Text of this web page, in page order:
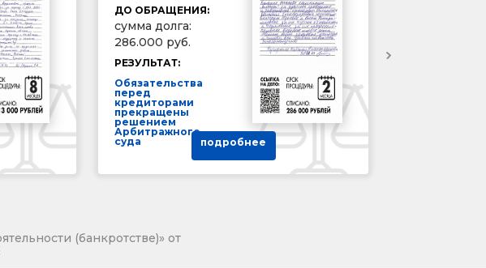
ДО ОБРАЩЕНИЯ:
сумма долга:
286.000 руб.
РЕЗУЛЬТАТ:
Обязательства
перед
кредиторами
прекращены
решением
Арбитражного
суда
подробнее
(банкротстве)» от